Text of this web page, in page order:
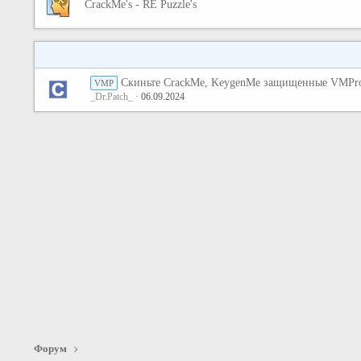
CrackMe's - RE Puzzle's
VMP Скиньте CrackMe, KeygenMe защищенные
_Dr.Patch_ 06.09.2024
Форум